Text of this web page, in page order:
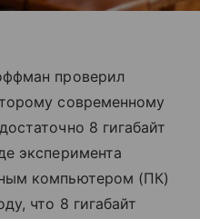
проверил
современному
8 гигабайт
эксперимента
компьютером (ПК)
что 8 гигабайт